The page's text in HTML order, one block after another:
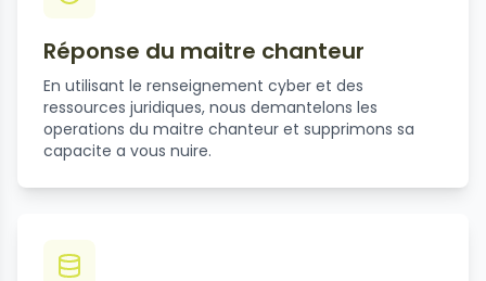
Réponse du maitre chanteur
En utilisant le renseignement cyber et des
ressources juridiques, nous demantelons les
operations du maitre chanteur et supprimons sa
capacite a vous nuire.